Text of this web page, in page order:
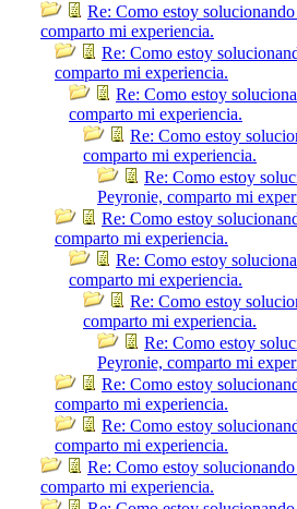
Re: Como estoy
comparto mi experiencia.
Re: Como estoy
comparto mi experiencia.
Re: Como estoy
comparto mi experiencia.
Re: Como estoy
comparto mi experiencia.
Re: Como estoy
Peyronie, comparto mi
Re: Como estoy
comparto mi experiencia.
Re: Como estoy
comparto mi experiencia.
Re: Como estoy
comparto mi experiencia.
Re: Como estoy
Peyronie, comparto mi
Re: Como estoy
comparto mi experiencia.
Re: Como estoy
comparto mi experiencia.
Re: Como estoy
comparto mi experiencia.